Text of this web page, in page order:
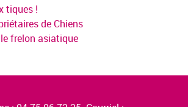
tiques !
de Chiens
frelon asiatique